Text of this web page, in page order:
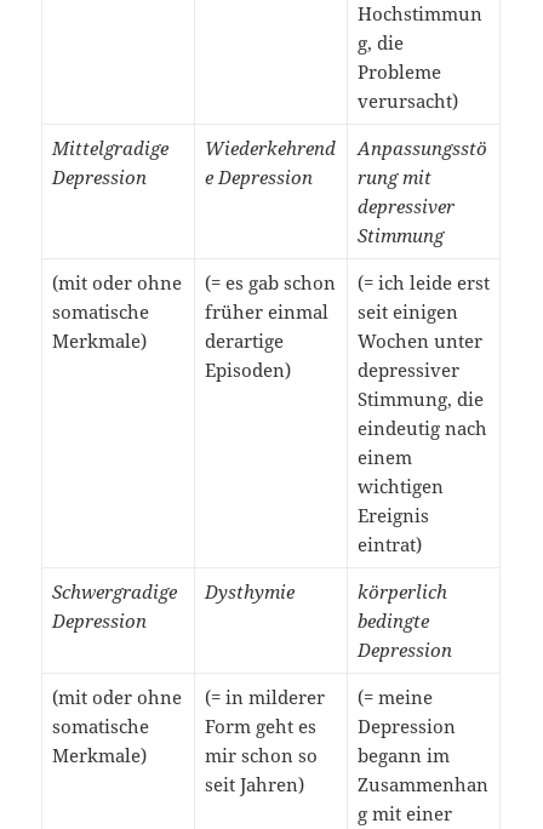
Hochstimmun
g, die
Probleme
verursacht)
Mittelgradige
Depression
Wiederkehrend
e Depression
Anpassungsstö
rung mit
depressiver
Stimmung
(mit oder ohne
somatische
Merkmale)
(= es gab schon
früher einmal
derartige
Episoden)
(= ich leide erst
seit einigen
Wochen unter
depressiver
Stimmung, die
eindeutig nach
einem
wichtigen
Ereignis
eintrat)
Schwergradige
Depression
Dysthymie
körperlich
bedingte
Depression
(mit oder ohne
somatische
Merkmale)
(= in milderer
Form geht es
mir schon so
seit Jahren)
(= meine
Depression
begann im
Zusammenhan
g mit einer